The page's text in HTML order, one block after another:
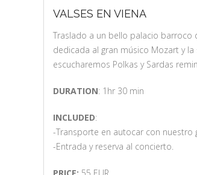
VALSES EN VIENA
Traslado a un bello palacio
dedicada al gran músico Mozart y
escucharemos Polkas y Sardas
DURATION: 1hr 30 min
INCLUDED:
-Transporte en autocar con nuestro
-Entrada y reserva al concierto.